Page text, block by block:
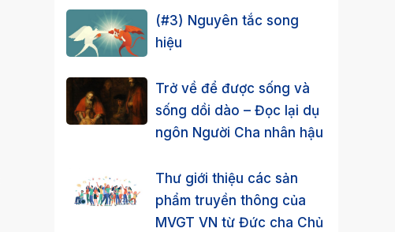
(#3) Nguyên tắc song
hiệu
Trở về để được sống và
sống dồi dào – Đọc lại dụ
ngôn Người Cha nhân hậu
Thư giới thiệu các sản
phẩm truyền thông của
MVGT VN từ Đức cha Chủ